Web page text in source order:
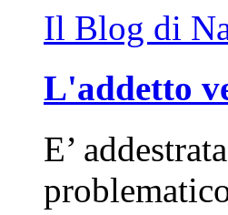
Il Blog di
L'addetto
E’